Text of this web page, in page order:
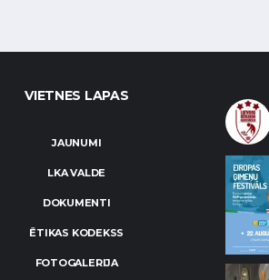
VIETNES LAPAS
JAUNUMI
LKA VALDE
DOKUMENTI
ĒTIKAS KODEKSS
FOTOGALERIJA